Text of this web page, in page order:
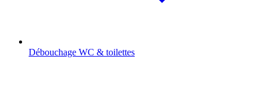
Débouchage WC & toilettes